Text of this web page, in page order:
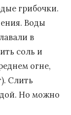
грибочки.
Воды
в
соль и
огне,
Слить
Но можно